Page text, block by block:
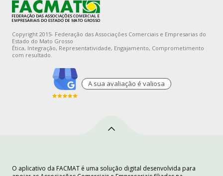
Copyright 2015- Federação das Associações Comerciais e Empresarias do
Estado do Mato Grosso
Ética, Integração, Representatividade, Engajamento, Comprometimento
com resultado.
A sua avaliaçào é valiosa
O aplicativo da FACMAT é uma solução digital desenvolvida para